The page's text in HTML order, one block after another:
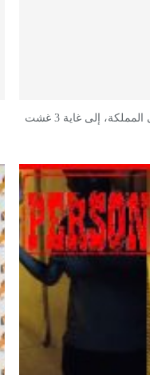
عدد المغاربة المقيمين بالخارج الذين دخلوا إلى المملكة، إلى غاية 3 غشت